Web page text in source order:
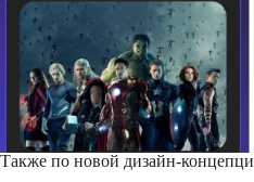
Также по новой дизайн-